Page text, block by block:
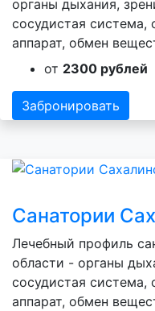
органы дыхания,
сосудистая система,
аппарат, обмен
от 2300 рублей
Забронировать
Санатории
Лечебный профиль
области - органы
сосудистая система,
аппарат, обмен